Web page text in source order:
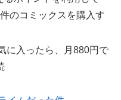
のコミックスを購入す
に入ったら、月880円で